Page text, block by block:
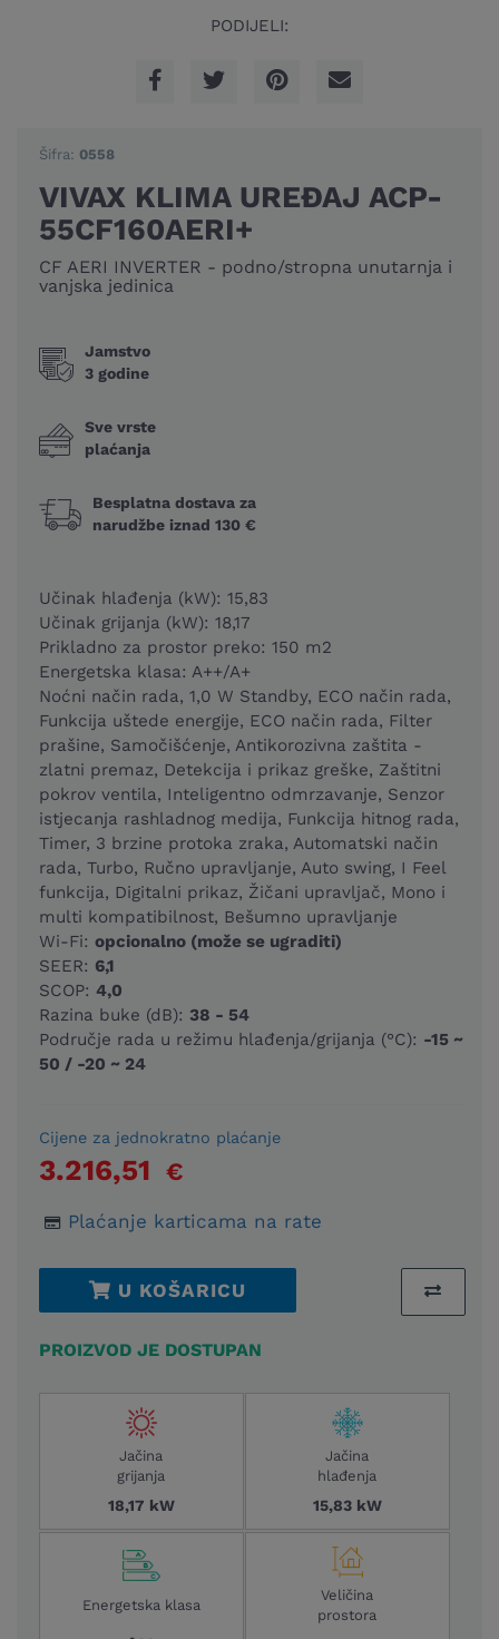
PODIJELI:
Šifra: 0558
VIVAX KLIMA UREĐAJ ACP-
55CF160AERI+
CF AERI INVERTER - podno/stropna unutarnja i
vanjska jedinica
Jamstvo
3 godine
Sve vrste
plaćanja
Besplatna dostava za
narudžbe iznad 130 €
Učinak hlađenja (kW): 15,83
Učinak grijanja (kW): 18,17
Prikladno za prostor preko: 150 m2
Energetska klasa: A++/A+
Noćni način rada, 1,0 W Standby, ECO način rada,
Funkcija uštede energije, ECO način rada, Filter
prašine, Samočišćenje, Antikorozivna zaštita -
zlatni premaz, Detekcija i prikaz greške, Zaštitni
pokrov ventila, Inteligentno odmrzavanje, Senzor
istjecanja rashladnog medija, Funkcija hitnog rada,
Timer, 3 brzine protoka zraka, Automatski način
rada, Turbo, Ručno upravljanje, Auto swing, I Feel
funkcija, Digitalni prikaz, Žičani upravljač, Mono i
multi kompatibilnost, Bešumno upravljanje
Wi-Fi: opcionalno (može se ugraditi)
SEER: 6,1
SCOP: 4,0
Razina buke (dB): 38 - 54
Područje rada u režimu hlađenja/grijanja (°C): -15 ~
50 / -20 ~ 24
Cijene za jednokratno plaćanje
3.216,51 €
Plaćanje karticama na rate
U KOŠARICU
PROIZVOD JE DOSTUPAN
Jačina
grijanja
18,17 kW
Jačina
hlađenja
15,83 kW
Energetska klasa
Veličina
prostora